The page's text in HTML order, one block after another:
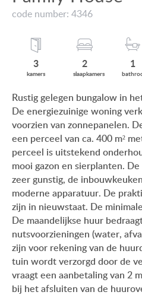
code number: 4346
3
kamers
2
slaapkamers
1
bath
Rustig gelegen bungalow in
De energiezuinige woning
voorzien van zonnepanelen.
een perceel van ca. 400 m²
perceel is uitstekend
mooi gazon en sierplanten.
zeer gunstig, de
moderne apparatuur. De
zijn in nieuwstaat. De
De maandelijkse huur
nutsvoorzieningen (water,
zijn voor rekening van de
tuin wordt verzorgd door de
vraagt een aanbetaling van 2
bij het afsluiten van de
VIEW ON
NEAR THE
MANSION WITH
FAMILY HOUSE
ONZE
HU DE